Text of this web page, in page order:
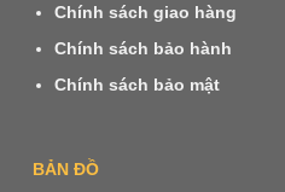
Chính sách giao hàng
Chính sách bảo hành
Chính sách bảo mật
BẢN ĐỒ